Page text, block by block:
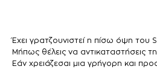
Έχει γρατζουνιστεί η πίσω όψη του
Μήπως θέλεις να αντικαταστήσεις
Εάν χρειάζεσαι μια γρήγορη και